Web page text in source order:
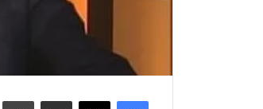
فيسبوك ‫X مشاركة عبر البريد